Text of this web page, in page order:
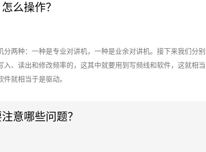
么操作？
分两种：一种是专业对讲机，一种是业余对讲机。接下来我们分
、读出和修改频率的，这其中就要用到写频线和软件，这就相
就相当于是驱动。
意哪些问题？